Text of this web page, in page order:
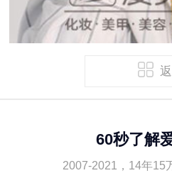
60秒了解
2007-2021，14年15